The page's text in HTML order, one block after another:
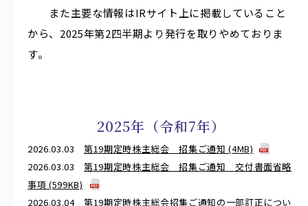
また主要な情報はIRサイト上に掲載していること
から、2025年第2四半期より発行を取りやめておりま
す。
2025年（令和7年）
2026.03.03第19期定時株主総会 招集ご通知 (4MB)
2026.03.03第19期定時株主総会 招集ご通知 交付書面省略
事項 (599KB)
2026.03.04第19期定時株主総会招集ご通知の一部訂正につい